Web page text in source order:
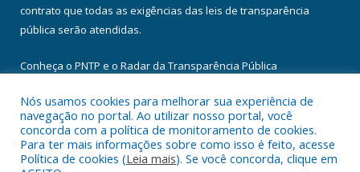
contrato que todas as exigências das leis de transparência
pública serão atendidas.
Conheça o PNTP e o Radar da Transparência Pública
Todos os direitos reservados a Câmara Municipal de Floresta do
Araguaia.
Nós usamos cookies para melhorar sua experiência de
navegação no portal. Ao utilizar nosso portal, você
concorda com a política de monitoramento de cookies.
Para ter mais informações sobre como isso é feito, acesse
Política de cookies (Leia mais). Se você concorda, clique em